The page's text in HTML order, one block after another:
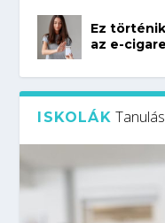
Ez
az e-
ISKOLÁK